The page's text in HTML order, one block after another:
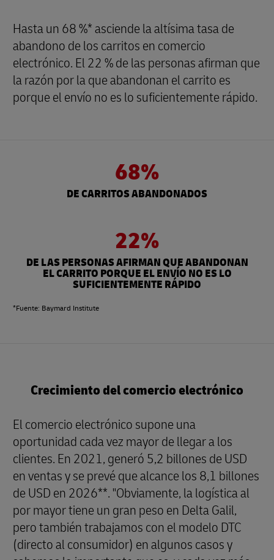
Hasta un 68 %* asciende la altísima tasa de
abandono de los carritos en comercio
electrónico. El 22 % de las personas afirman que
la razón por la que abandonan el carrito es
porque el envío no es lo suficientemente rápido.
68%
DE CARRITOS ABANDONADOS
22%
DE LAS PERSONAS AFIRMAN QUE ABANDONAN
EL CARRITO PORQUE EL ENVÍO NO ES LO
SUFICIENTEMENTE RÁPIDO
*Fuente: Baymard Institute
Crecimiento del comercio electrónico
El comercio electrónico supone una
oportunidad cada vez mayor de llegar a los
clientes. En 2021, generó 5,2 billones de USD
en ventas y se prevé que alcance los 8,1 billones
de USD en 2026**. "Obviamente, la logística al
por mayor tiene un gran peso en Delta Galil,
pero también trabajamos con el modelo DTC
(directo al consumidor) en algunos casos y